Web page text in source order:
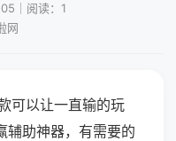
｜阅读：1
网
可以让一直输的玩
辅助神器，有需要的